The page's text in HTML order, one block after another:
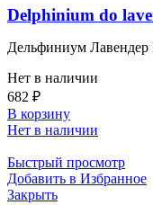
Delphinium do
Дельфиниум
Нет в наличии
682 ₽
В корзину
Нет в наличии
Быстрый просмотр
Добавить в Избранное
Закрыть